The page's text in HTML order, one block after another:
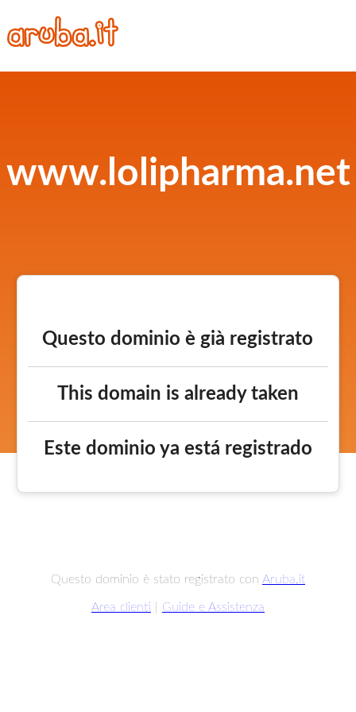
www.lolipharma.net
Questo dominio è già registrato
This domain is already taken
Este dominio ya está registrado
Questo dominio è stato registrato con Aruba.it
Area clienti Guide e Assistenza